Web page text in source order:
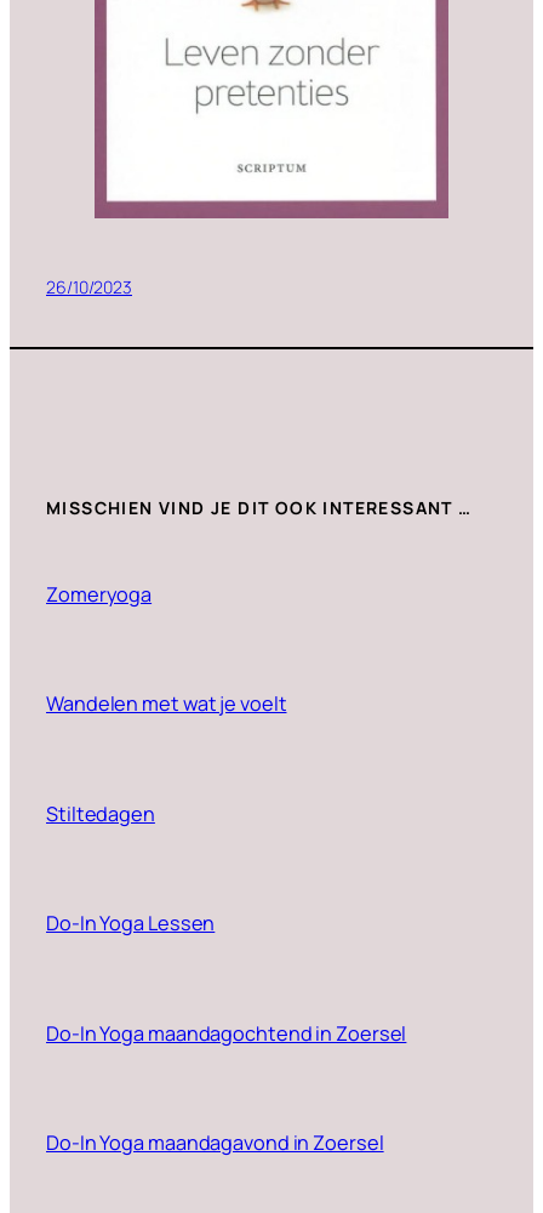
26/10/2023
MISSCHIEN VIND JE DIT OOK INTERESSANT …
Zomeryoga
Wandelen met wat je voelt
Stiltedagen
Do-In Yoga Lessen
Do-In Yoga maandagochtend in Zoersel
Do-In Yoga maandagavond in Zoersel